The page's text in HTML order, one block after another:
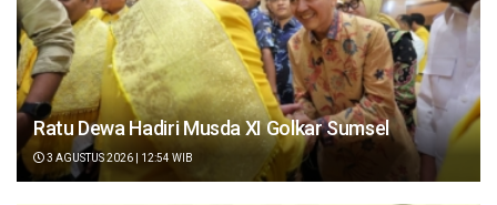
Ratu Dewa Hadiri Musda XI Golkar Sumsel
3 AGUSTUS 2026 | 12:54 WIB